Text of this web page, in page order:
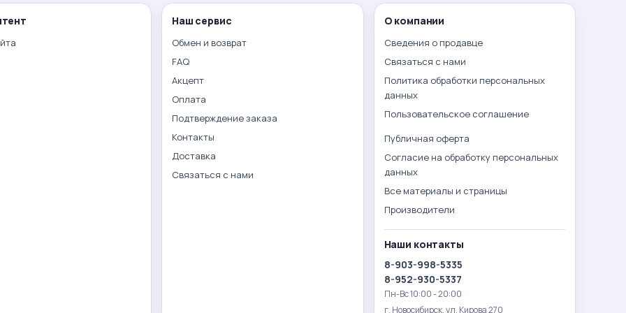
Наш сервис
Обмен и возврат
FAQ
Акцепт
Оплата
Подтверждение заказа
Контакты
Доставка
Связаться с нами
О компании
Сведения о продавце
Связаться с нами
Политика обработки персональных
данных
Пользовательское соглашение
Публичная оферта
Согласие на обработку персональных
данных
Все материалы и страницы
Производители
Наши контакты
8-903-998-5335
8-952-930-5337
Пн-Вс 10:00 - 20:00
г. Новосибирск. ул. Кирова 270